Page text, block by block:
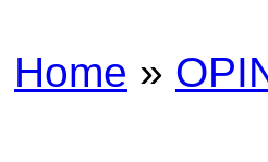
Home »